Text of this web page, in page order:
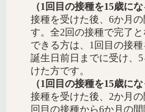
（1回目の接種を15歳に
接種を受けた後、6か月
す。全2回の接種で完了
できる方は、1回目の接
誕生日前日までに受け、
けた方です。
（1回目の接種を15歳に
接種を受けた後、2か月
回目の接種から6か月の